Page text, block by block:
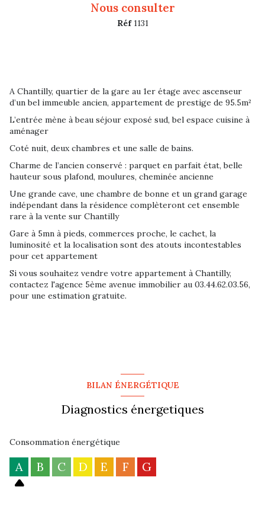
Nous consulter
Réf 1131
A Chantilly, quartier de la gare au 1er étage avec ascenseur
d’un bel immeuble ancien, appartement de prestige de 95.5m²
L’entrée mène à beau séjour exposé sud, bel espace cuisine à
aménager
Coté nuit, deux chambres et une salle de bains.
Charme de l’ancien conservé : parquet en parfait état, belle
hauteur sous plafond, moulures, cheminée ancienne
Une grande cave, une chambre de bonne et un grand garage
indépendant dans la résidence complèteront cet ensemble
rare à la vente sur Chantilly
Gare à 5mn à pieds, commerces proche, le cachet, la
luminosité et la localisation sont des atouts incontestables
pour cet appartement
Si vous souhaitez vendre votre appartement à Chantilly,
contactez l'agence 5ème avenue immobilier au 03.44.62.03.56,
pour une estimation gratuite.
BILAN ÉNERGÉTIQUE
Diagnostics énergetiques
Consommation énergétique
A B C D E F G